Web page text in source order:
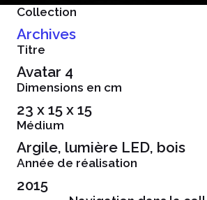
Collection
Archives
Titre
Avatar 4
Dimensions en cm
23 x 15 x 15
Médium
Argile, lumière LED, bois
Année de réalisation
2015